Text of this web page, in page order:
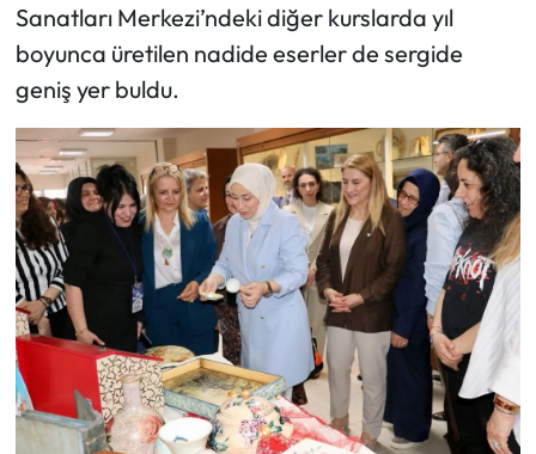
Sanatları Merkezi’ndeki diğer kurslarda yıl
boyunca üretilen nadide eserler de sergide
geniş yer buldu.